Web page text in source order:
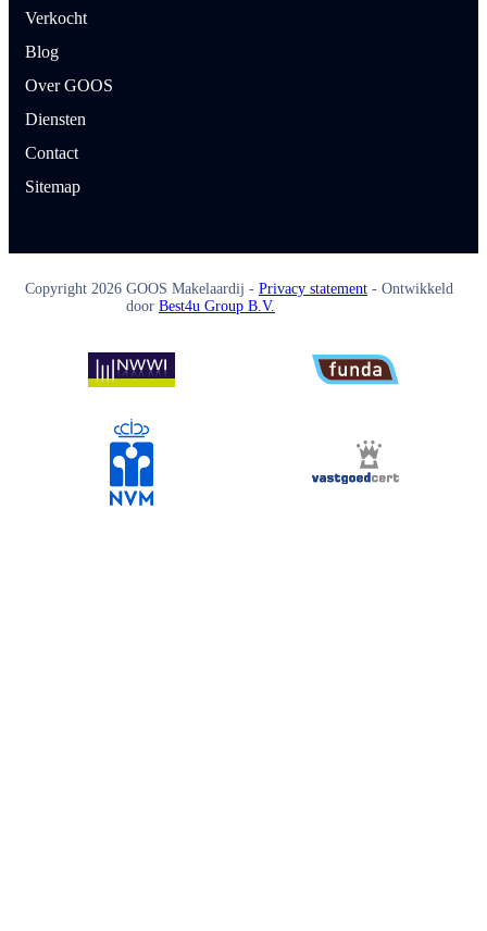
Verkocht
Blog
Over GOOS
Diensten
Contact
Sitemap
Copyright 2026 GOOS Makelaardij - Privacy statement - Ontwikkeld
door Best4u Group B.V.